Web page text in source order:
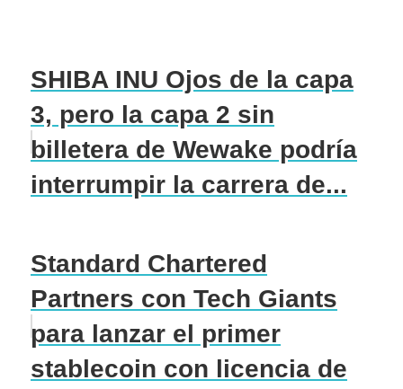
SHIBA INU Ojos de la capa
3, pero la capa 2 sin
billetera de Wewake podría
interrumpir la carrera de...
Standard Chartered
Partners con Tech Giants
para lanzar el primer
stablecoin con licencia de